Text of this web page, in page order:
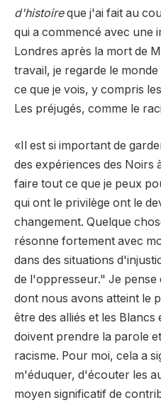
d'histoireque j'ai fait au
qui a commencé avec une
Londres après la mort de
travail, je regarde le
ce que je vois, y compris
Les préjugés, comme le
«Il est si important de
des expériences des Noirs
faire tout ce que je peux
qui ont le privilège ont le
changement. Quelque
résonne fortement avec
dans des situations
de l'oppresseur." Je pense
dont nous avons atteint le
être des alliés et les
doivent prendre la parole
racisme. Pour moi, cela a
m'éduquer, d'écouter les
moyen significatif de